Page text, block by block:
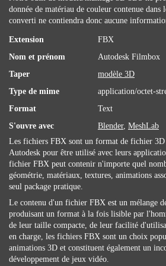
donnée de matériau de couleur contenue
converti ne contiendra donc aucune
Extension
FBX
Nom et prénom
Autodesk Filmbox
Taper
modèle 3D
Type de mime
application/octet-
Format
Text
S'ouvre avec
Blender, MeshLab
Les fichiers FBX sont un format de fichier 3D
Autodesk pour être utilisé avec leurs
fichier FBX peut contenir n'importe quel
géométrie, matériaux, textures, animations
seul package pratique.
Le contenu d'un fichier FBX est un mélange
produisant un format à la fois lisible par
de leur taille compacte, de leur facilité
en charge, les fichiers FBX sont un choix
animations 3D et constituent également un
développement de jeux vidéo.